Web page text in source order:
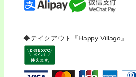
◆テイクアウト『Happy Village』